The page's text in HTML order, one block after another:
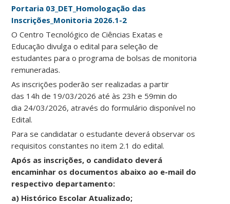
Portaria 03_DET_Homologação das
Inscrições_Monitoria 2026.1-2
O Centro Tecnológico de Ciências Exatas e
Educação divulga o edital para seleção de
estudantes para o programa de bolsas de monitoria
remuneradas.
As inscrições poderão ser realizadas a partir
das 14h de 19/03/2026 até às 23h e 59min do
dia 24/03/2026, através do formulário disponível no
Edital.
Para se candidatar o estudante deverá observar os
requisitos constantes no item 2.1 do edital.
Após as inscrições, o candidato deverá
encaminhar os documentos abaixo ao e-mail do
respectivo departamento:
a) Histórico Escolar Atualizado;